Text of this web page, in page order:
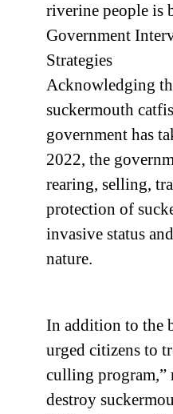
riverine people is
Government
Strategies
Acknowledging
suckermouth
government has
2022, the
rearing, selling,
protection of
invasive status
nature.
In addition to the
urged citizens to
culling program,”
destroy